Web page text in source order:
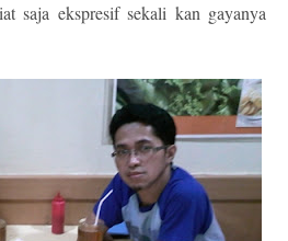
saja ekspresif sekali kan gayanya